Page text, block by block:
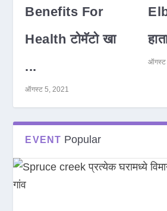
Benefits For
Health टोमॅटो खा
...
ऑगस्ट 5, 2021
ऑगस्ट
EVENT Popular